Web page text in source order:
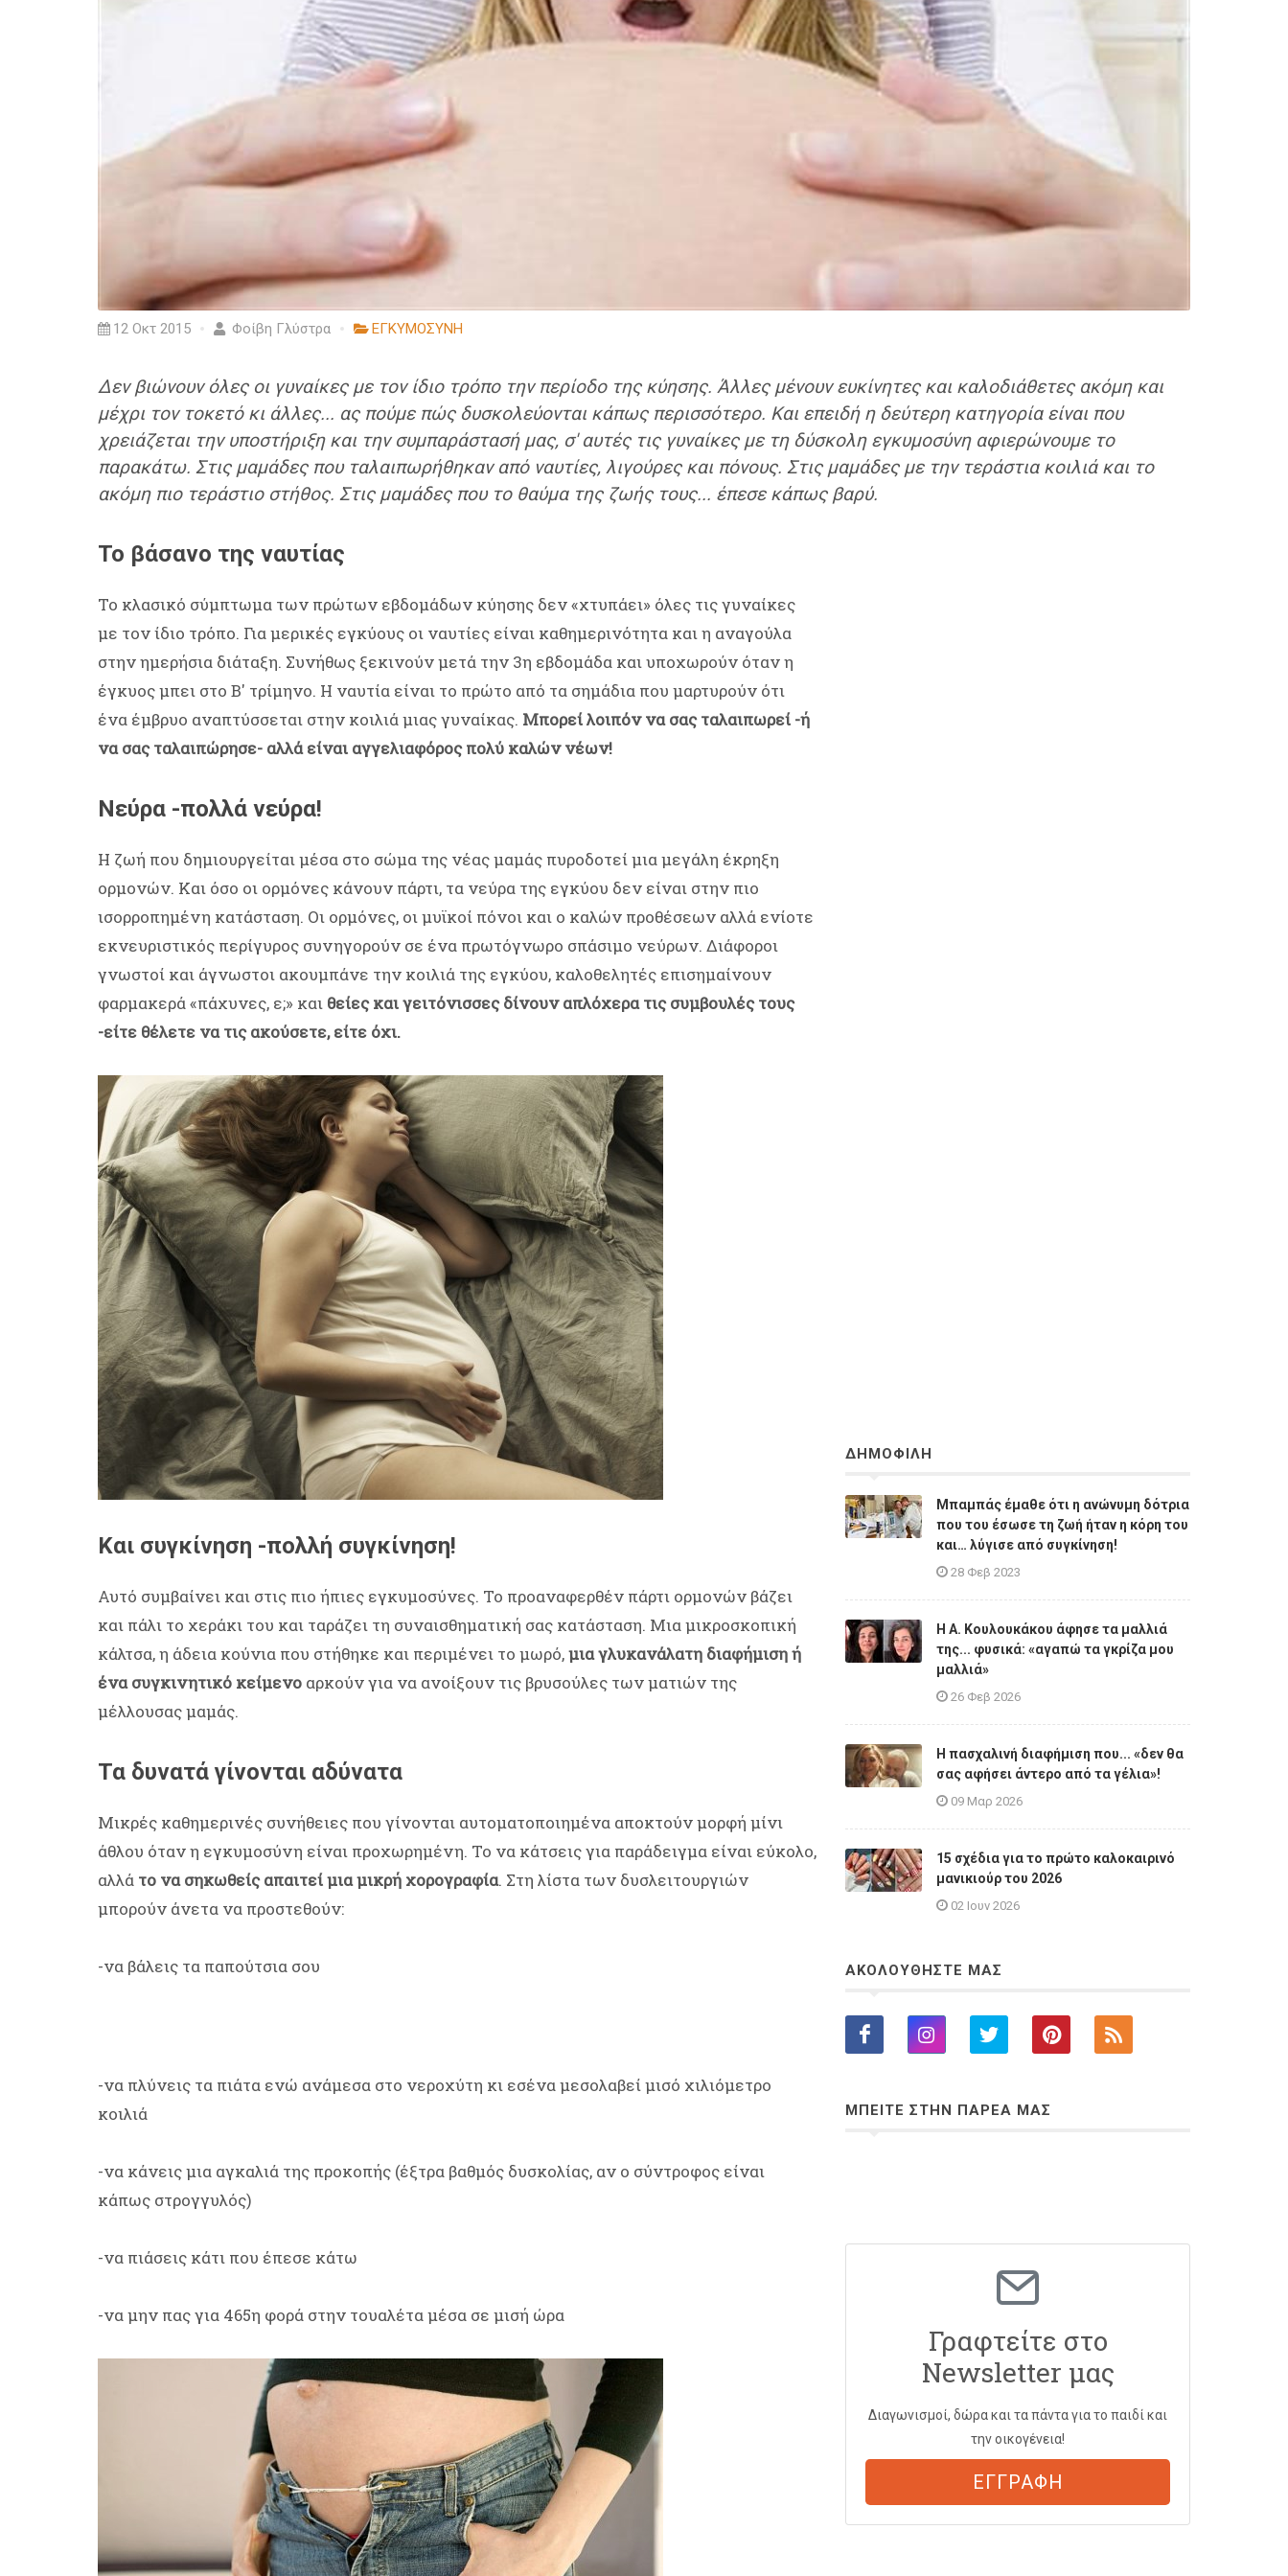
12 Οκτ 2015 Φοίβη Γλύστρα ΕΓΚΥΜΟΣΥΝΗ
Δεν βιώνουν όλες οι γυναίκες με τον ίδιο τρόπο την περίοδο της κύησης. Άλλες μένουν ευκίνητες και καλοδιάθετες ακόμη και
μέχρι τον τοκετό κι άλλες... ας πούμε πώς δυσκολεύονται κάπως περισσότερο. Και επειδή η δεύτερη κατηγορία είναι που
χρειάζεται την υποστήριξη και την συμπαράστασή μας, σ' αυτές τις γυναίκες με τη δύσκολη εγκυμοσύνη αφιερώνουμε το
παρακάτω. Στις μαμάδες που ταλαιπωρήθηκαν από ναυτίες, λιγούρες και πόνους. Στις μαμάδες με την τεράστια κοιλιά και το
ακόμη πιο τεράστιο στήθος. Στις μαμάδες που το θαύμα της ζωής τους... έπεσε κάπως βαρύ.
Το βάσανο της ναυτίας
Το κλασικό σύμπτωμα των πρώτων εβδομάδων κύησης δεν «χτυπάει» όλες τις γυναίκες
με τον ίδιο τρόπο. Για μερικές εγκύους οι ναυτίες είναι καθημερινότητα και η αναγούλα
στην ημερήσια διάταξη. Συνήθως ξεκινούν μετά την 3η εβδομάδα και υποχωρούν όταν η
έγκυος μπει στο Β' τρίμηνο. Η ναυτία είναι το πρώτο από τα σημάδια που μαρτυρούν ότι
ένα έμβρυο αναπτύσσεται στην κοιλιά μιας γυναίκας. Μπορεί λοιπόν να σας ταλαιπωρεί -ή
να σας ταλαιπώρησε- αλλά είναι αγγελιαφόρος πολύ καλών νέων!
Νεύρα -πολλά νεύρα!
Η ζωή που δημιουργείται μέσα στο σώμα της νέας μαμάς πυροδοτεί μια μεγάλη έκρηξη
ορμονών. Και όσο οι ορμόνες κάνουν πάρτι, τα νεύρα της εγκύου δεν είναι στην πιο
ισορροπημένη κατάσταση. Οι ορμόνες, οι μυϊκοί πόνοι και ο καλών προθέσεων αλλά ενίοτε
εκνευριστικός περίγυρος συνηγορούν σε ένα πρωτόγνωρο σπάσιμο νεύρων. Διάφοροι
γνωστοί και άγνωστοι ακουμπάνε την κοιλιά της εγκύου, καλοθελητές επισημαίνουν
φαρμακερά «πάχυνες, ε;» και θείες και γειτόνισσες δίνουν απλόχερα τις συμβουλές τους
-είτε θέλετε να τις ακούσετε, είτε όχι.
Και συγκίνηση -πολλή συγκίνηση!
Αυτό συμβαίνει και στις πιο ήπιες εγκυμοσύνες. Το προαναφερθέν πάρτι ορμονών βάζει
και πάλι το χεράκι του και ταράζει τη συναισθηματική σας κατάσταση. Μια μικροσκοπική
κάλτσα, η άδεια κούνια που στήθηκε και περιμένει το μωρό,μια γλυκανάλατη διαφήμιση ή
ένα συγκινητικό κείμενο αρκούν για να ανοίξουν τις βρυσούλες των ματιών της
μέλλουσας μαμάς.
Τα δυνατά γίνονται αδύνατα
Μικρές καθημερινές συνήθειες που γίνονται αυτοματοποιημένα αποκτούν μορφή μίνι
άθλου όταν η εγκυμοσύνη είναι προχωρημένη. Το να κάτσεις για παράδειγμα είναι εύκολο,
αλλά το να σηκωθείς απαιτεί μια μικρή χορογραφία. Στη λίστα των δυσλειτουργιών
μπορούν άνετα να προστεθούν:
-να βάλεις τα παπούτσια σου
-να πλύνεις τα πιάτα ενώ ανάμεσα στο νεροχύτη κι εσένα μεσολαβεί μισό χιλιόμετρο
κοιλιά
-να κάνεις μια αγκαλιά της προκοπής (έξτρα βαθμός δυσκολίας, αν ο σύντροφος είναι
κάπως στρογγυλός)
-να πιάσεις κάτι που έπεσε κάτω
-να μην πας για 465η φορά στην τουαλέτα μέσα σε μισή ώρα
ΔΗΜΟΦΙΛΗ
Μπαμπάς έμαθε ότι η ανώνυμη δότρια
που του έσωσε τη ζωή ήταν η κόρη του
και… λύγισε από συγκίνηση!
28 Φεβ 2023
Η A. Κουλουκάκου άφησε τα μαλλιά
της... φυσικά: «αγαπώ τα γκρίζα μου
μαλλιά»
26 Φεβ 2026
Η πασχαλινή διαφήμιση που... «δεν θα
σας αφήσει άντερο από τα γέλια»!
09 Μαρ 2026
15 σχέδια για το πρώτο καλοκαιρινό
μανικιούρ του 2026
02 Ιουν 2026
ΑΚΟΛΟΥΘΗΣΤΕ ΜΑΣ
ΜΠΕΙΤΕ ΣΤΗΝ ΠΑΡΕΑ ΜΑΣ
Γραφτείτε στο
Newsletter μας
Διαγωνισμοί, δώρα και τα πάντα για το παιδί και
την οικογένεια!
ΕΓΓΡΑΦΗ